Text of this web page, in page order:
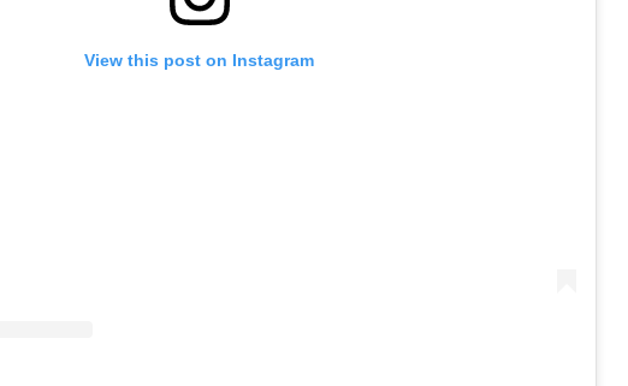
View this post on Instagram